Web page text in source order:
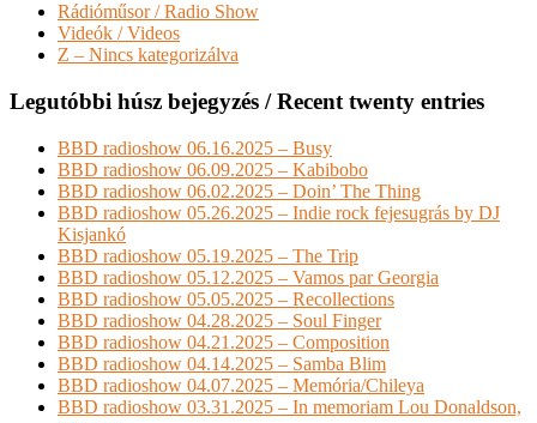
Rádióműsor / Radio Show
Videók / Videos
Z – Nincs kategorizálva
Legutóbbi húsz bejegyzés / Recent twenty entries
BBD radioshow 06.16.2025 – Busy
BBD radioshow 06.09.2025 – Kabibobo
BBD radioshow 06.02.2025 – Doin’ The Thing
BBD radioshow 05.26.2025 – Indie rock fejesugrás by DJ
Kisjankó
BBD radioshow 05.19.2025 – The Trip
BBD radioshow 05.12.2025 – Vamos par Georgia
BBD radioshow 05.05.2025 – Recollections
BBD radioshow 04.28.2025 – Soul Finger
BBD radioshow 04.21.2025 – Composition
BBD radioshow 04.14.2025 – Samba Blim
BBD radioshow 04.07.2025 – Memória/Chileya
BBD radioshow 03.31.2025 – In memoriam Lou Donaldson,